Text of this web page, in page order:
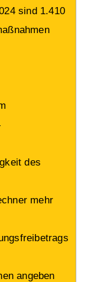
sind 1.410
des
mehr
angeben